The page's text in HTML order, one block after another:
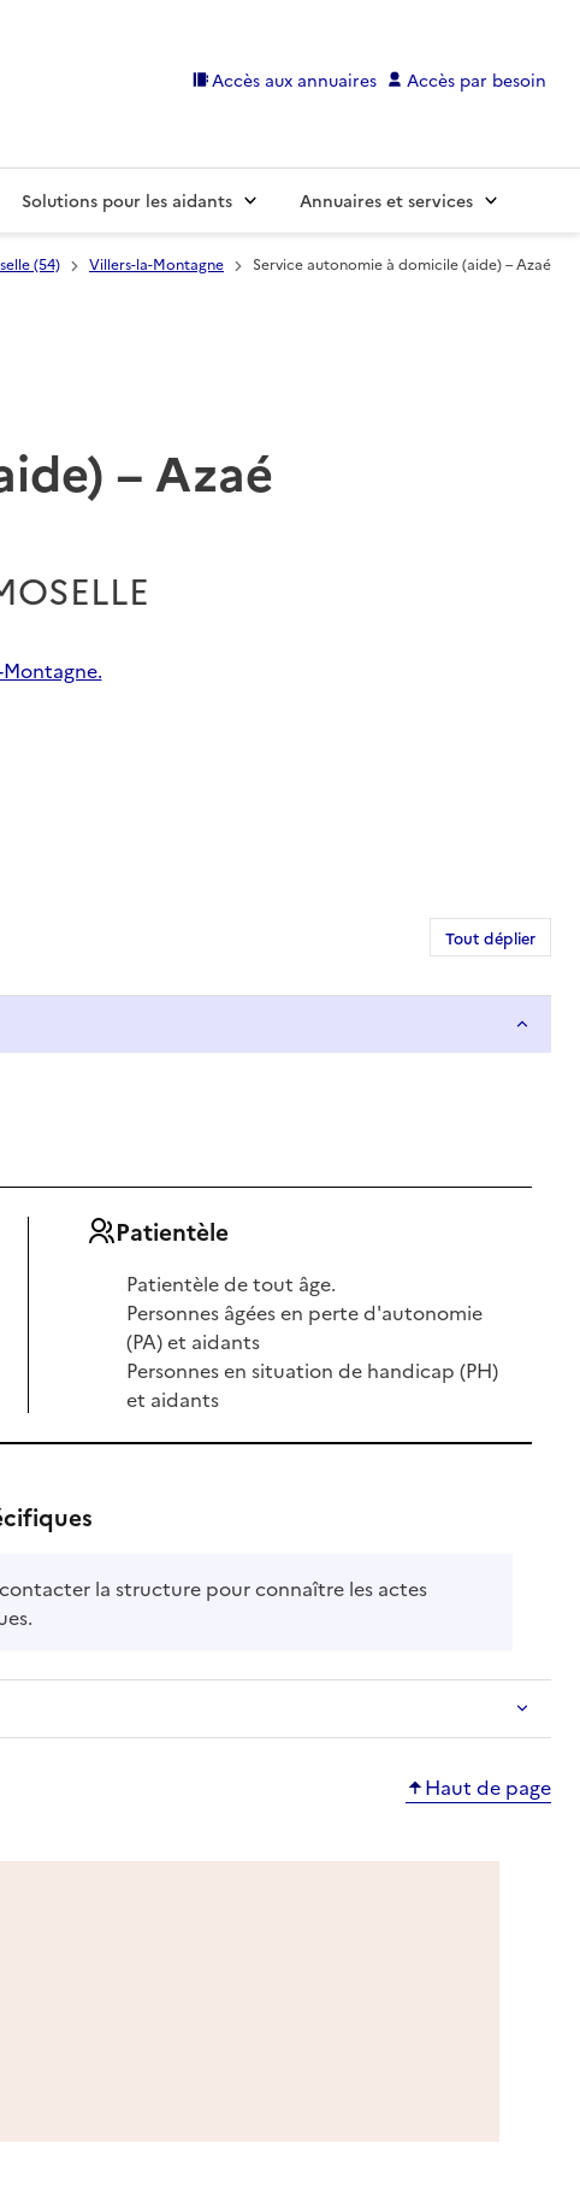
Accès aux annuaires Accès par besoin
Solutions pour les aidants Annuaires et services
(54) Villers-la-Montagne
Service autonomie à domicile (aide) – Azaé
– Azaé
Tout déplier
Patientèle
Patientèle de tout âge.
Personnes âgées en perte d'autonomie
(PA) et aidants
Personnes en situation de handicap (PH)
et aidants
la structure pour connaître les actes
Haut de page